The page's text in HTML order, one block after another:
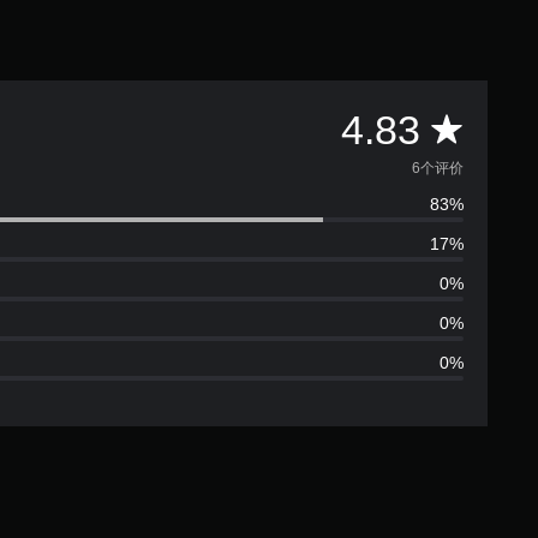
4.83 平
均
评
价
4
8
6个评价
83%
17%
0%
0%
0%